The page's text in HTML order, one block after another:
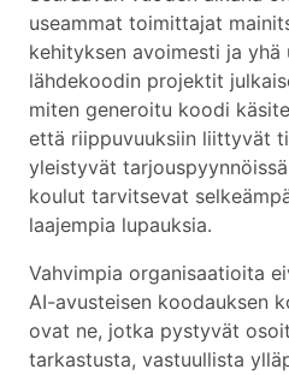
useammat toimittajat
kehityksen avoimesti ja yhä
lähdekoodin projektit
miten generoitu koodi
että riippuvuuksiin liittyvät
yleistyvät
koulut tarvitsevat
laajempia lupauksia.
Vahvimpia organisaatioita
AI-avusteisen koodauksen
ovat ne, jotka pystyvät
tarkastusta, vastuullista